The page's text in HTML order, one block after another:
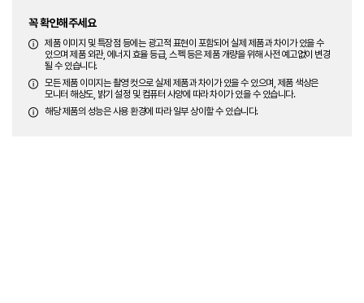
꼭 확인해주세요
제품 이미지 및 특장점 등에는 광고적 표현이 포함되어 실제 제품과 차이가 있을 수
있으며 제품 외관, 에너지 효율 등급, 스펙 등은 제품 개량을 위해 사전 예고없이 변경
될 수 있습니다.
모든 제품 이미지는 촬영 컷으로 실제 제품과 차이가 있을 수 있으며, 제품 색상은
모니터 해상도, 밝기 설정 및 컴퓨터 사양에 따라 차이가 있을 수 있습니다.
해당 제품의 성능은 사용 환경에 따라 일부 상이할 수 있습니다.